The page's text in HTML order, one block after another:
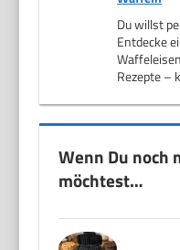
Du willst
Entdecke
Rezepte –
Wenn Du noch
möchtest…